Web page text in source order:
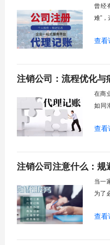
曾经
难”
材料
服”
了前
查看
注销公司：流程优化与
在商
如同
经，
现象
但近
查看
注销公司注意什么：规
当一
为了
验。
的协
查看